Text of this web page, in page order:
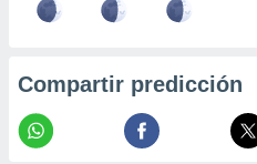
Compartir predicción